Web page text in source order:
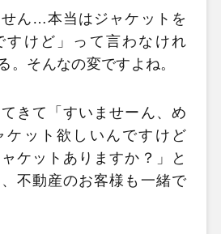
せん…本当はジャケットを
すけど」って言わなけれ
。そんなの変ですよね。
きて「すいませーん、め
ケット欲しいんですけど
ケットありますか？」と
不動産のお客様も一緒で